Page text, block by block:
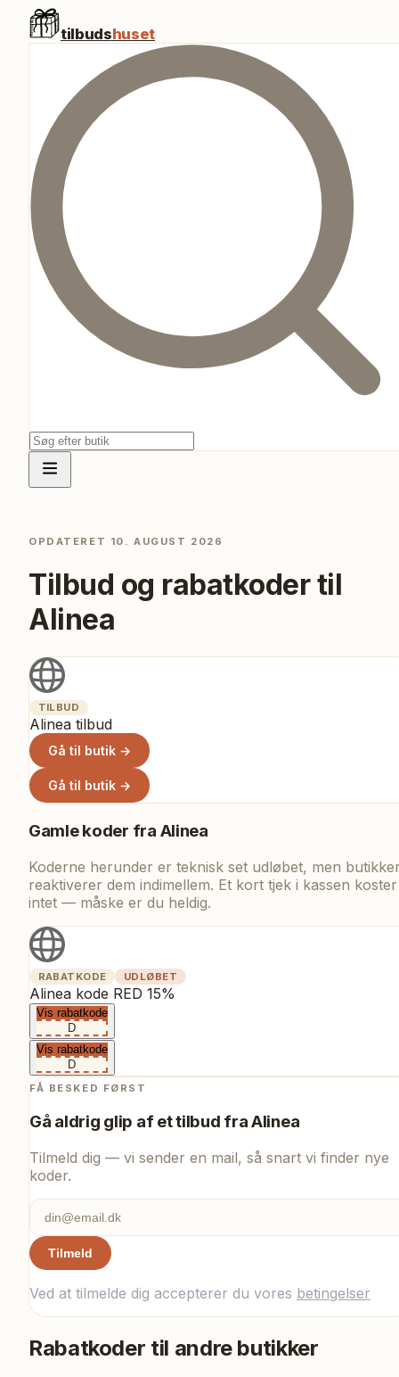
tilbudshuset
OPDATERET 10. AUGUST 2026
Tilbud og rabatkoder til
Alinea
TILBUD
Alinea tilbud
Gå til butik →
Gå til butik →
Gamle koder fra Alinea
Koderne herunder er teknisk set udløbet, men
reaktiverer dem indimellem. Et kort tjek i kassen koster
intet — måske er du heldig.
RABATKODE UDLØBET
Alinea kode RED 15%
Vis rabatkode
D
Vis rabatkode
D
FÅ BESKED FØRST
Gå aldrig glip af et tilbud fraAlinea
Tilmeld dig — vi sender en mail, så snart vi finder nye
koder.
Tilmeld
Ved at tilmelde dig accepterer du vores betingelser
Rabatkoder til andre butikker